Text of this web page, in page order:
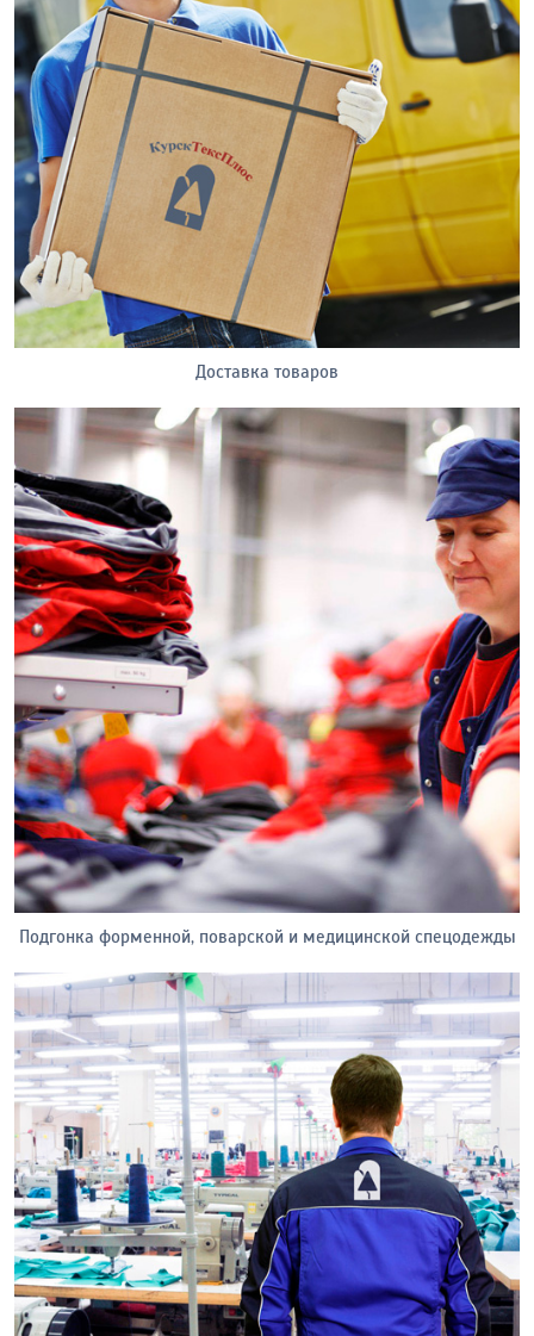
Доставка товаров
Подгонка форменной, поварской и медицинской спецодежды